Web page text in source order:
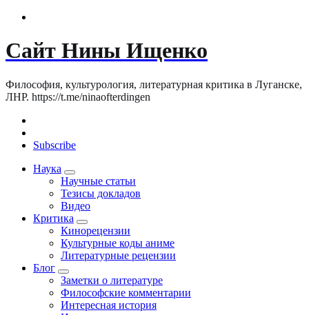
Сайт Нины Ищенко
Философия, культурология, литературная критика в Луганске,
ЛНР. https://t.me/ninaofterdingen
Subscribe
Наука
Научные статьи
Тезисы докладов
Видео
Критика
Кинорецензии
Культурные коды аниме
Литературные рецензии
Блог
Заметки о литературе
Философские комментарии
Интересная история